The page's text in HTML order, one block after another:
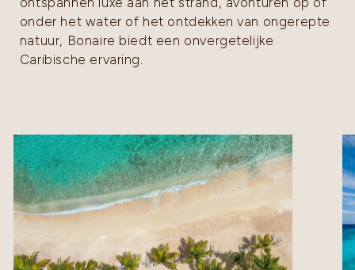
onder het water of het ontdekken van ongerepte
natuur, Bonaire biedt een onvergetelijke
Caribische ervaring.
van de accommodatie